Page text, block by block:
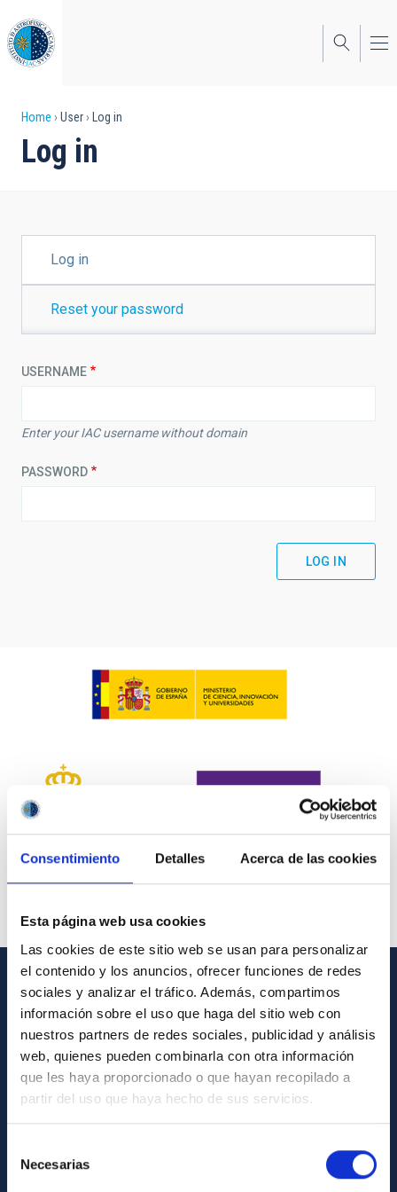
Consentimiento Detalles Acerca de las cookies
Esta página web usa cookies
Las cookies de este sitio web se usan para personalizar
el contenido y los anuncios, ofrecer funciones de redes
sociales y analizar el tráfico. Además, compartimos
información sobre el uso que haga del sitio web con
nuestros partners de redes sociales, publicidad y análisis
web, quienes pueden combinarla con otra información
que les haya proporcionado o que hayan recopilado a
partir del uso que haya hecho de sus servicios.
Necesarias
to
main
content
Breadcrumb
Home User Log in
Log in
TABSLog in
Reset your password
USERNAME
Enter your IAC username without domain
PASSWORD
GENERAL INFORMATION
Contact
How to get to the IAC
List of personnel
Library
General register